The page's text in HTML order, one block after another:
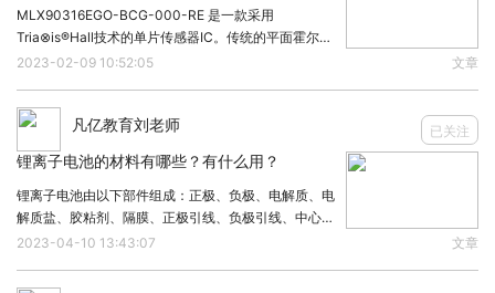
发生故障后维修起来也更加简单、便宜。
二、增程式新能源汽车的缺点
先由发动机给蓄电池发电，然后蓄电池再给电机供
电，需要经过多次的能源转换才能完成车辆的驱动，
而在此期间难免会存在能量损耗，车型的能量转化效
率不如其他直驱的车型。
2、车型选择少：目前国内市场上在售的车型比较
少。
MLX90316EGO-BCG-000-RE 是一款采用
Tria⊗is®Hall技术的单片传感器IC。传统的平面霍尔技
术只对正交应用于集成电路表面的通量密度敏感。
感。这是通过集成磁集
2023-02-09 10:52:05 文章
凡亿教育刘老师 已关注
锂离子电池的材料有哪些？有什么用？
锂离子电池由以下部件组成：正极、负极、电解质、电
解质盐、胶粘剂、隔膜、正极引线、负极引线、中心端
子、绝缘材料、安全阀、正温度系数端子(PTC端子)、
材料正极材料是含锂的过渡金属氧化物、磷化物如
2023-04-10 13:43:07 文章